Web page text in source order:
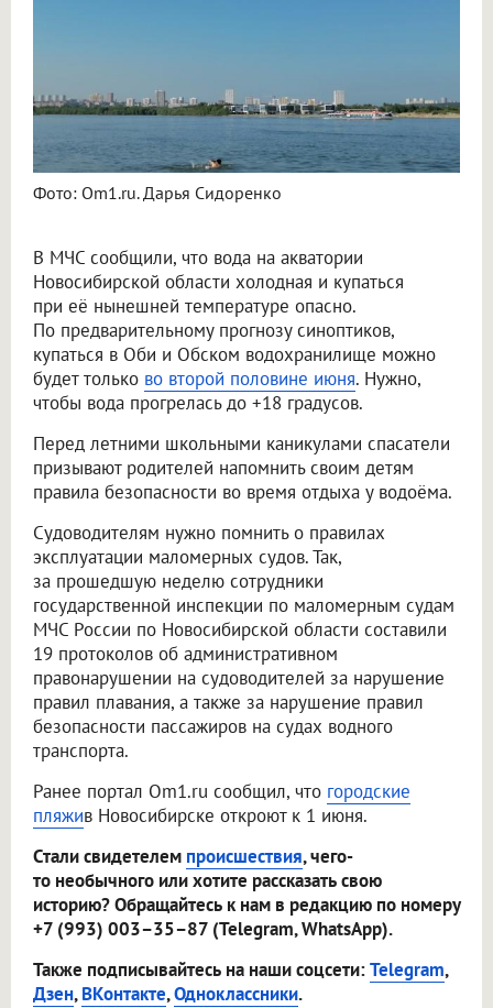
Фото: Om1.ru. Дарья Сидоренко
В МЧС сообщили, что вода на акватории
Новосибирской области холодная и купаться
при её нынешней температуре опасно.
По предварительному прогнозу синоптиков,
купаться в Оби и Обском водохранилище можно
будет только во второй половине июня. Нужно,
чтобы вода прогрелась до +18 градусов.
Перед летними школьными каникулами спасатели
призывают родителей напомнить своим детям
правила безопасности во время отдыха у водоёма.
Судоводителям нужно помнить о правилах
эксплуатации маломерных судов. Так,
за прошедшую неделю сотрудники
государственной инспекции по маломерным судам
МЧС России по Новосибирской области составили
19 протоколов об административном
правонарушении на судоводителей за нарушение
правил плавания, а также за нарушение правил
безопасности пассажиров на судах водного
транспорта.
Ранее портал Om1.ru сообщил, что городские
пляжив Новосибирске откроют к 1 июня.
Стали свидетелем происшествия, чего-
то необычного или хотите рассказать свою
историю? Обращайтесь к нам в редакцию по номеру
+7 (993) 003–35–87 (Telegram, WhatsApp).
Также подписывайтесь на наши соцсети:Telegram,
Дзен,ВКонтакте,Одноклассники.